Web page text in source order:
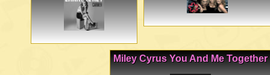
Miley Cyrus You And Me Together